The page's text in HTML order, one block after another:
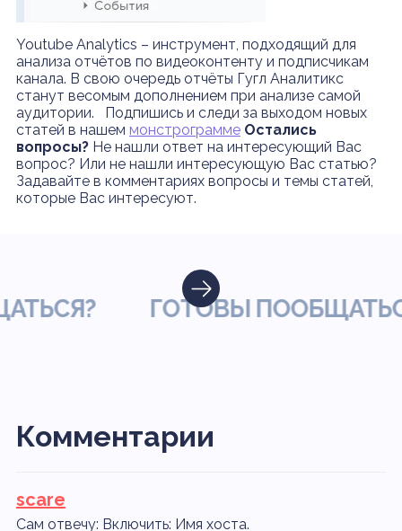
Youtube Analytics – инструмент, подходящий для
анализа отчётов по видеоконтенту и подписчикам
канала. В свою очередь отчёты Гугл Аналитикс
станут весомым дополнением при анализе самой
аудитории. Подпишись и следи за выходом новых
статей в нашем монстрограмме Остались
вопросы?Не нашли ответ на интересующий Вас
вопрос? Или не нашли интересующую Вас статью?
Задавайте в комментариях вопросы и темы статей,
которые Вас интересуют.
ГОТОВЫ ПООБЩАТЬСЯ?
Комментарии
scare
Сам отвечу: Включить: Имя хоста.